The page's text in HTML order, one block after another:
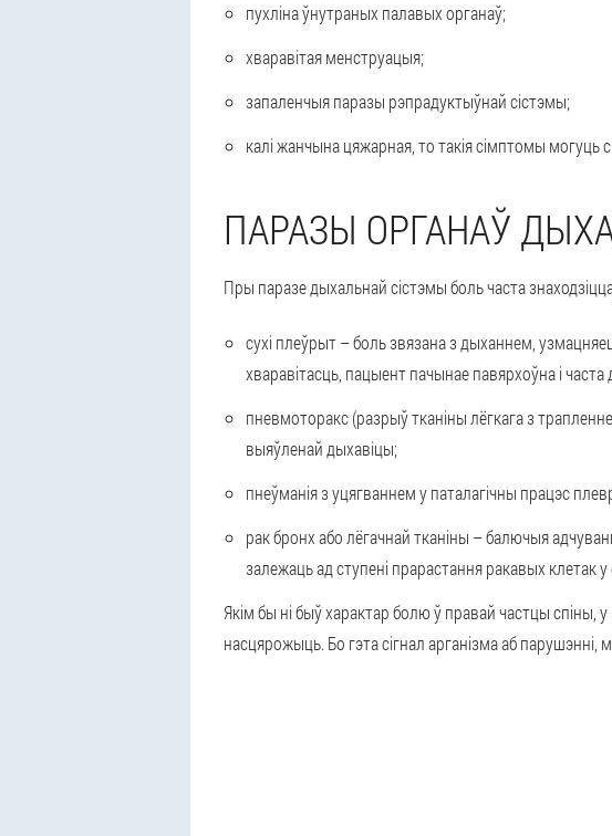
пухліна ўнутраных палавых органаў;
хваравітая менструацыя;
запаленчыя паразы рэпрадуктыўнай сістэмы;
калі жанчына цяжарная, то такія сімптомы могуць
ПАРАЗЫ ОРГАНАЎ
Пры паразе дыхальнай сістэмы боль часта
сухі плеўрыт – боль звязана з дыханнем,
хваравітасць, пацыент пачынае павярхоўна і часта
пневмоторакс (разрыў тканіны лёгкага з
выяўленай дыхавіцы;
пнеўманія з уцягваннем у паталагічны працэс
рак бронх або лёгачнай тканіны – балючыя
залежаць ад ступені прарастання ракавых клетак
Якім бы ні быў характар болю ў правай частцы спіны,
насцярожыць. Бо гэта сігнал арганізма аб